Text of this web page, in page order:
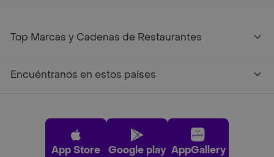
Top Marcas y Cadenas de Restaurantes
Encuéntranos en estos países
App Store Google play AppGallery